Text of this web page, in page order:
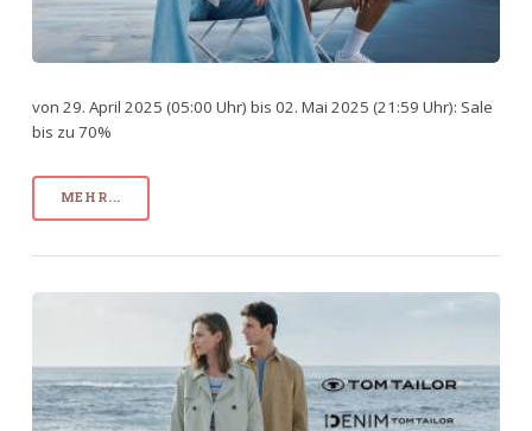
von 29. April 2025 (05:00 Uhr) bis 02. Mai 2025 (21:59 Uhr): Sale
bis zu 70%
MEHR...